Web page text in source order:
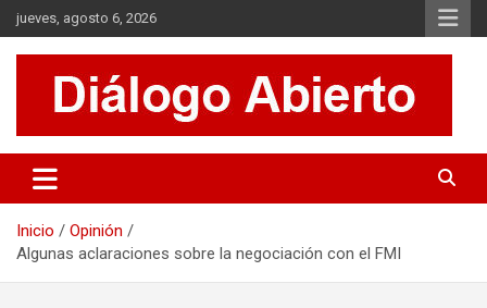
Saltar
al
contenido
jueves, agosto 6, 2026
Diálogo Abierto
Se tratan diversos temas de actualidad buscando hacer un
aporte a la sociedad, brindando información relevante de lo que
Inicio
Opinión
Algunas aclaraciones sobre la negociación con el FMI